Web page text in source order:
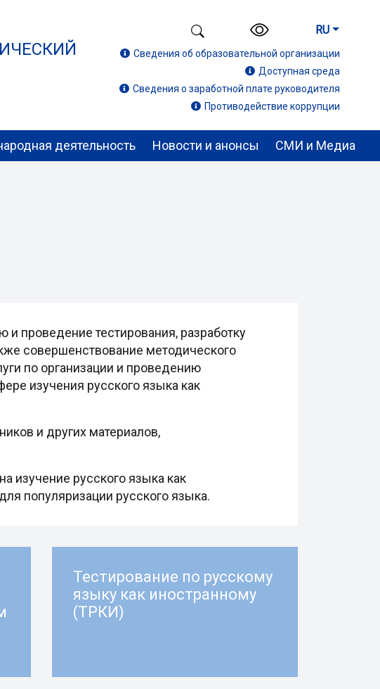
RU
Сведения об образовательной организации
Доступная среда
Сведения о заработной плате руководителя
Противодействие коррупции
деятельность Новости и анонсы СМИ и Медиа
проведение тестирования, разработку
совершенствование методического
по организации и проведению
изучения русского языка как
и других материалов,
изучение русского языка как
популяризации русского языка.
Тестирование по русскому
языку как иностранному
(ТРКИ)